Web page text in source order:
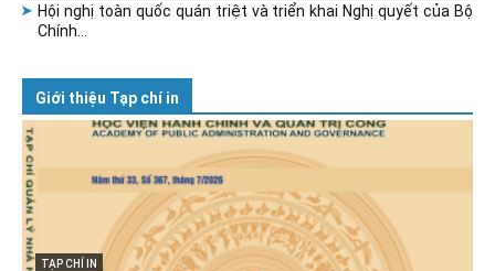
Hội nghị toàn quốc quán triệt và triển khai Nghị quyết của Bộ
Chính...
Giới thiệu Tạp chí in
TẠP CHÍ IN